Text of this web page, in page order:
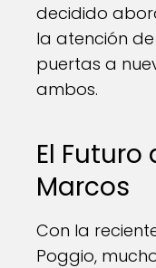
decidido
la atención
puertas a
ambos.
El
Marcos
Con la
Poggio,